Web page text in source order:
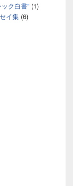
ク白書” (1)
イ集 (6)